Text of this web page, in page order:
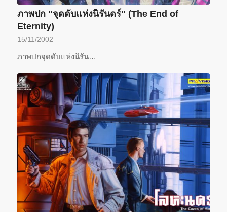
ภาพปก "จุดดับแห่งนิรันดร์" (The End of
Eternity)
15/11/2002
ภาพปกจุดดับแห่งนิรัน…